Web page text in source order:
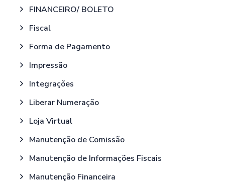
FINANCEIRO/ BOLETO
Fiscal
Forma de Pagamento
Impressão
Integrações
Liberar Numeração
Loja Virtual
Manutenção de Comissão
Manutenção de Informações Fiscais
Manutenção Financeira